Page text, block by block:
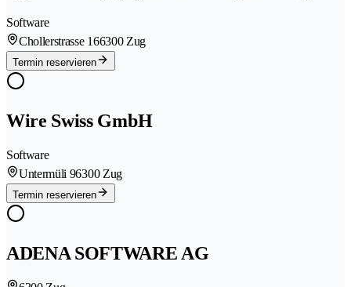
Software
Chollerstrasse 166300 Zug
Termin reservieren
Wire Swiss GmbH
Software
Untermüli 96300 Zug
Termin reservieren
ADENA SOFTWARE AG